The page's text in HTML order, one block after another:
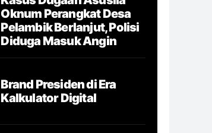
Oknum Perangkat Desa
Pelambik Berlanjut, Polisi
Diduga Masuk Angin
Brand Presiden di Era
Kalkulator Digital